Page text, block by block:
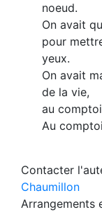
noeud.
On avait
pour
yeux.
On avait
de la vie,
au
Au
Contacter
Chaumillon
Arrangements